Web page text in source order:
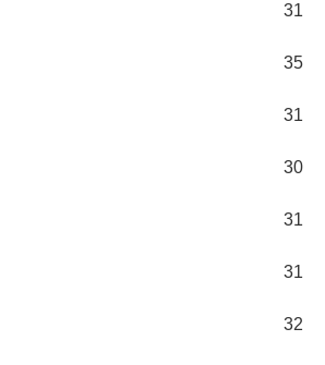
31
35
31
30
31
31
32